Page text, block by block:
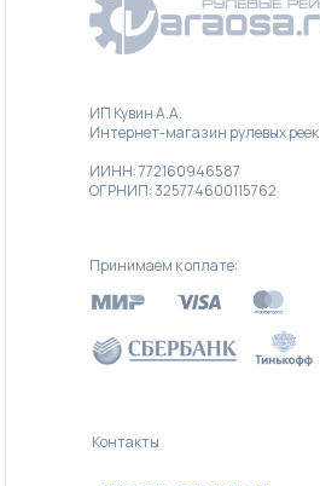
Принимаем к оплате:
Контакты
ИП Кувин А.А.
Интернет-магазин рулевых реек
ИИНН: 772160946587
ОГРНИП: 325774600115762